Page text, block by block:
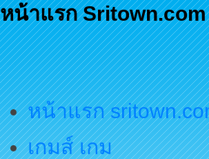
หน้าแรก Sritown.com
หน้าแรก
เกมส์ เกม